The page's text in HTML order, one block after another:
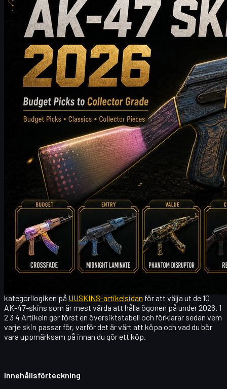
AK-47 har alltid varit ett av de mest ikoniska primärgevären i
CS2. Skin-databaser beskriver AK-47 som ett centralt T-side-
vapen, känt för sin one-tap headshot-potential, klassiska
rekylkontrollrytm och stora utbud av tillgängliga skins. 2
Eftersom det används så ofta och är så igenkännbart, harAK-
länge varit bland de kategorier som spelare är mest
villiga att söka efter, jämföra och köpa.
Om du söker efterak-skins , AK-47-skins eller cs2 ak skins, är du
förmodligen inte längre nöjd med standardvapnets utseende och
vill att din inventarie ska kännas mer personlig och stilren.
kategorilogiken på UUSKINS-artikelsidan för att välja ut de 10
AK-47-skins som är mest värda att hålla ögonen på under 2026. 1
2 3 4 Artikeln ger först en översiktstabell och förklarar sedan vem
varje skin passar för, varför det är värt att köpa och vad du bör
vara uppmärksam på innan du gör ett köp.
Innehållsförteckning